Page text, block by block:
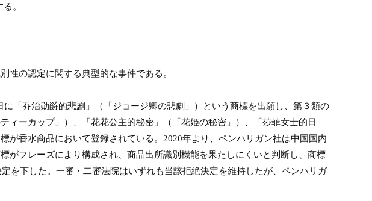
。
性の認定に関する典型的な事件である。
に「乔治勋爵的悲剧」（「ジョージ卿の悲劇」）という商標を出願し、第３類の
ーカップ」）、「花花公主的秘密」（「花姫の秘密」）、「莎菲女士的日
が香水商品において登録されている。 2020年より、ペンハリガン社は中国国内
がフレーズにより構成され、商品出所識別機能を果たしにくいと判断し、商標
を下した。一審・二審法院はいずれも当該拒絶決定を維持したが、ペンハリガ